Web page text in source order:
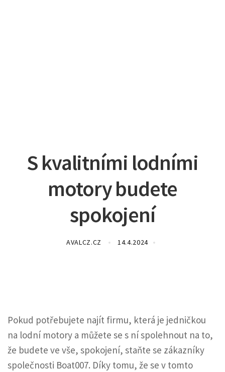
S kvalitními lodními
motory budete
spokojení
AVALCZ.CZ 14.4.2024
Pokud potřebujete najít firmu, která je jedničkou
na lodní motory a můžete se s ní spolehnout na to,
že budete ve vše, spokojení, staňte se zákazníky
společnosti Boat007. Díky tomu, že se v tomto